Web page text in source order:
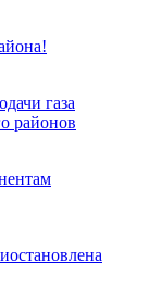
газа
районов